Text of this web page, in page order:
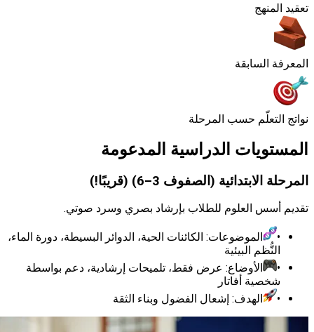
السابقة
حسب المرحلة
الدراسية المدعومة
(الصفوف 3–6) (قريبًا!)
العلوم للطلاب بإرشاد بصري وسرد صوتي.
الموضوعات: الكائنات الحية، الدوائر البسيطة، دورة الماء،
البيئية
الأوضاع: عرض فقط، تلميحات إرشادية، دعم بواسطة
أفاتار
الهدف: إشعال الفضول وبناء الثقة